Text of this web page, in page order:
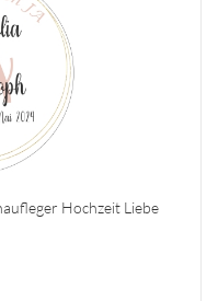
Hochzeit Liebe